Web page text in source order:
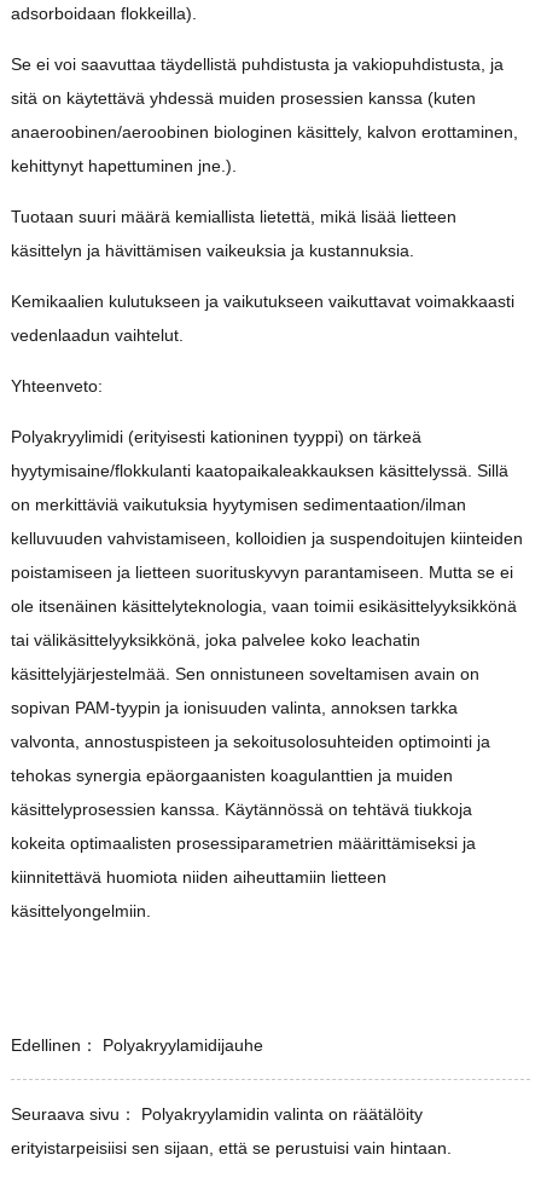
adsorboidaan flokkeilla).
Se ei voi saavuttaa täydellistä puhdistusta ja vakiopuhdistusta, ja
sitä on käytettävä yhdessä muiden prosessien kanssa (kuten
anaeroobinen/aeroobinen biologinen käsittely, kalvon erottaminen,
kehittynyt hapettuminen jne.).
Tuotaan suuri määrä kemiallista lietettä, mikä lisää lietteen
käsittelyn ja hävittämisen vaikeuksia ja kustannuksia.
Kemikaalien kulutukseen ja vaikutukseen vaikuttavat voimakkaasti
vedenlaadun vaihtelut.
Yhteenveto:
Polyakryylimidi (erityisesti kationinen tyyppi) on tärkeä
hyytymisaine/flokkulanti kaatopaikaleakkauksen käsittelyssä. Sillä
on merkittäviä vaikutuksia hyytymisen sedimentaation/ilman
kelluvuuden vahvistamiseen, kolloidien ja suspendoitujen kiinteiden
poistamiseen ja lietteen suorituskyvyn parantamiseen. Mutta se ei
ole itsenäinen käsittelyteknologia, vaan toimii esikäsittelyyksikkönä
tai välikäsittelyyksikkönä, joka palvelee koko leachatin
käsittelyjärjestelmää. Sen onnistuneen soveltamisen avain on
sopivan PAM-tyypin ja ionisuuden valinta, annoksen tarkka
valvonta, annostuspisteen ja sekoitusolosuhteiden optimointi ja
tehokas synergia epäorgaanisten koagulanttien ja muiden
käsittelyprosessien kanssa. Käytännössä on tehtävä tiukkoja
kokeita optimaalisten prosessiparametrien määrittämiseksi ja
kiinnitettävä huomiota niiden aiheuttamiin lietteen
käsittelyongelmiin.
Edellinen： Polyakryylamidijauhe
Seuraava sivu： Polyakryylamidin valinta on räätälöity
erityistarpeisiisi sen sijaan, että se perustuisi vain hintaan.